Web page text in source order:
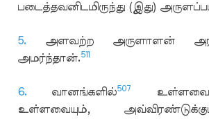
படைத்தவனிடமிருந்து (இது)
5. அளவற்ற அருளாளன்
அமர்ந்தான்.511
6. வானங்களில்507
உள்ளவையும்,